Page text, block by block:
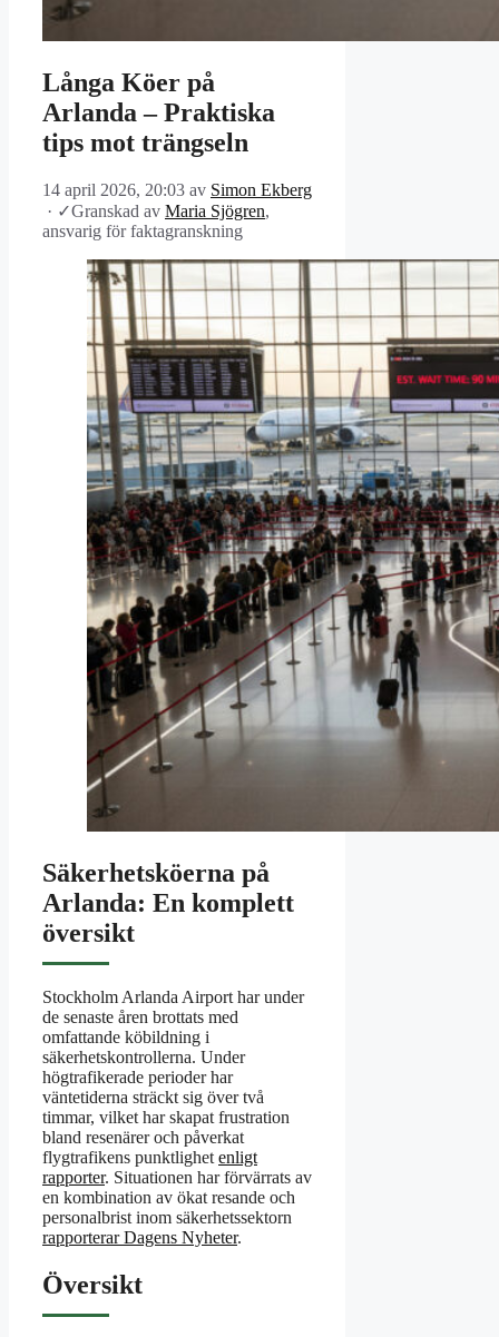
Långa Köer på
Arlanda – Praktiska
tips mot trängseln
14 april 2026, 20:03 av Simon Ekberg
· ✓Granskad av Maria Sjögren,
ansvarig för faktagranskning
Säkerhetsköerna på
Arlanda: En komplett
översikt
Stockholm Arlanda Airport har under
de senaste åren brottats med
omfattande köbildning i
säkerhetskontrollerna. Under
högtrafikerade perioder har
väntetiderna sträckt sig över två
timmar, vilket har skapat frustration
bland resenärer och påverkat
flygtrafikens punktlighet enligt
rapporter. Situationen har förvärrats av
en kombination av ökat resande och
personalbrist inom säkerhetssektorn
rapporterar Dagens Nyheter.
Översikt